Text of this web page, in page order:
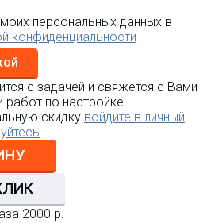
персональных данных в
конфиденциальности
с задачей и свяжется с Вами
работ по настройке.
скидку войдите в личный
2000 р.